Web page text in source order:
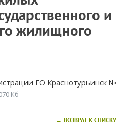
и
жилищного
ГО Краснотурьинск №
Кб
← ВОЗВРАТ К СПИСКУ